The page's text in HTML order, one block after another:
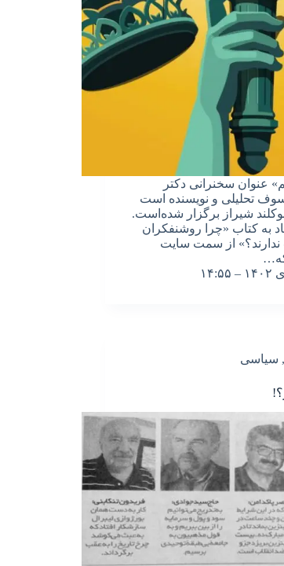
عنوان سخنرانی دکتر
تحلیلی و نویسنده است
دی ۱۴۰۲ در بوکلند شیراز برگزار شده‌است.
به کتاب «چرا روشنفکران
ندارند؟» از سمت سایت
, سیاسی